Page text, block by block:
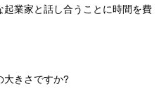
業家と話し合うことに時間を費
大きさですか?